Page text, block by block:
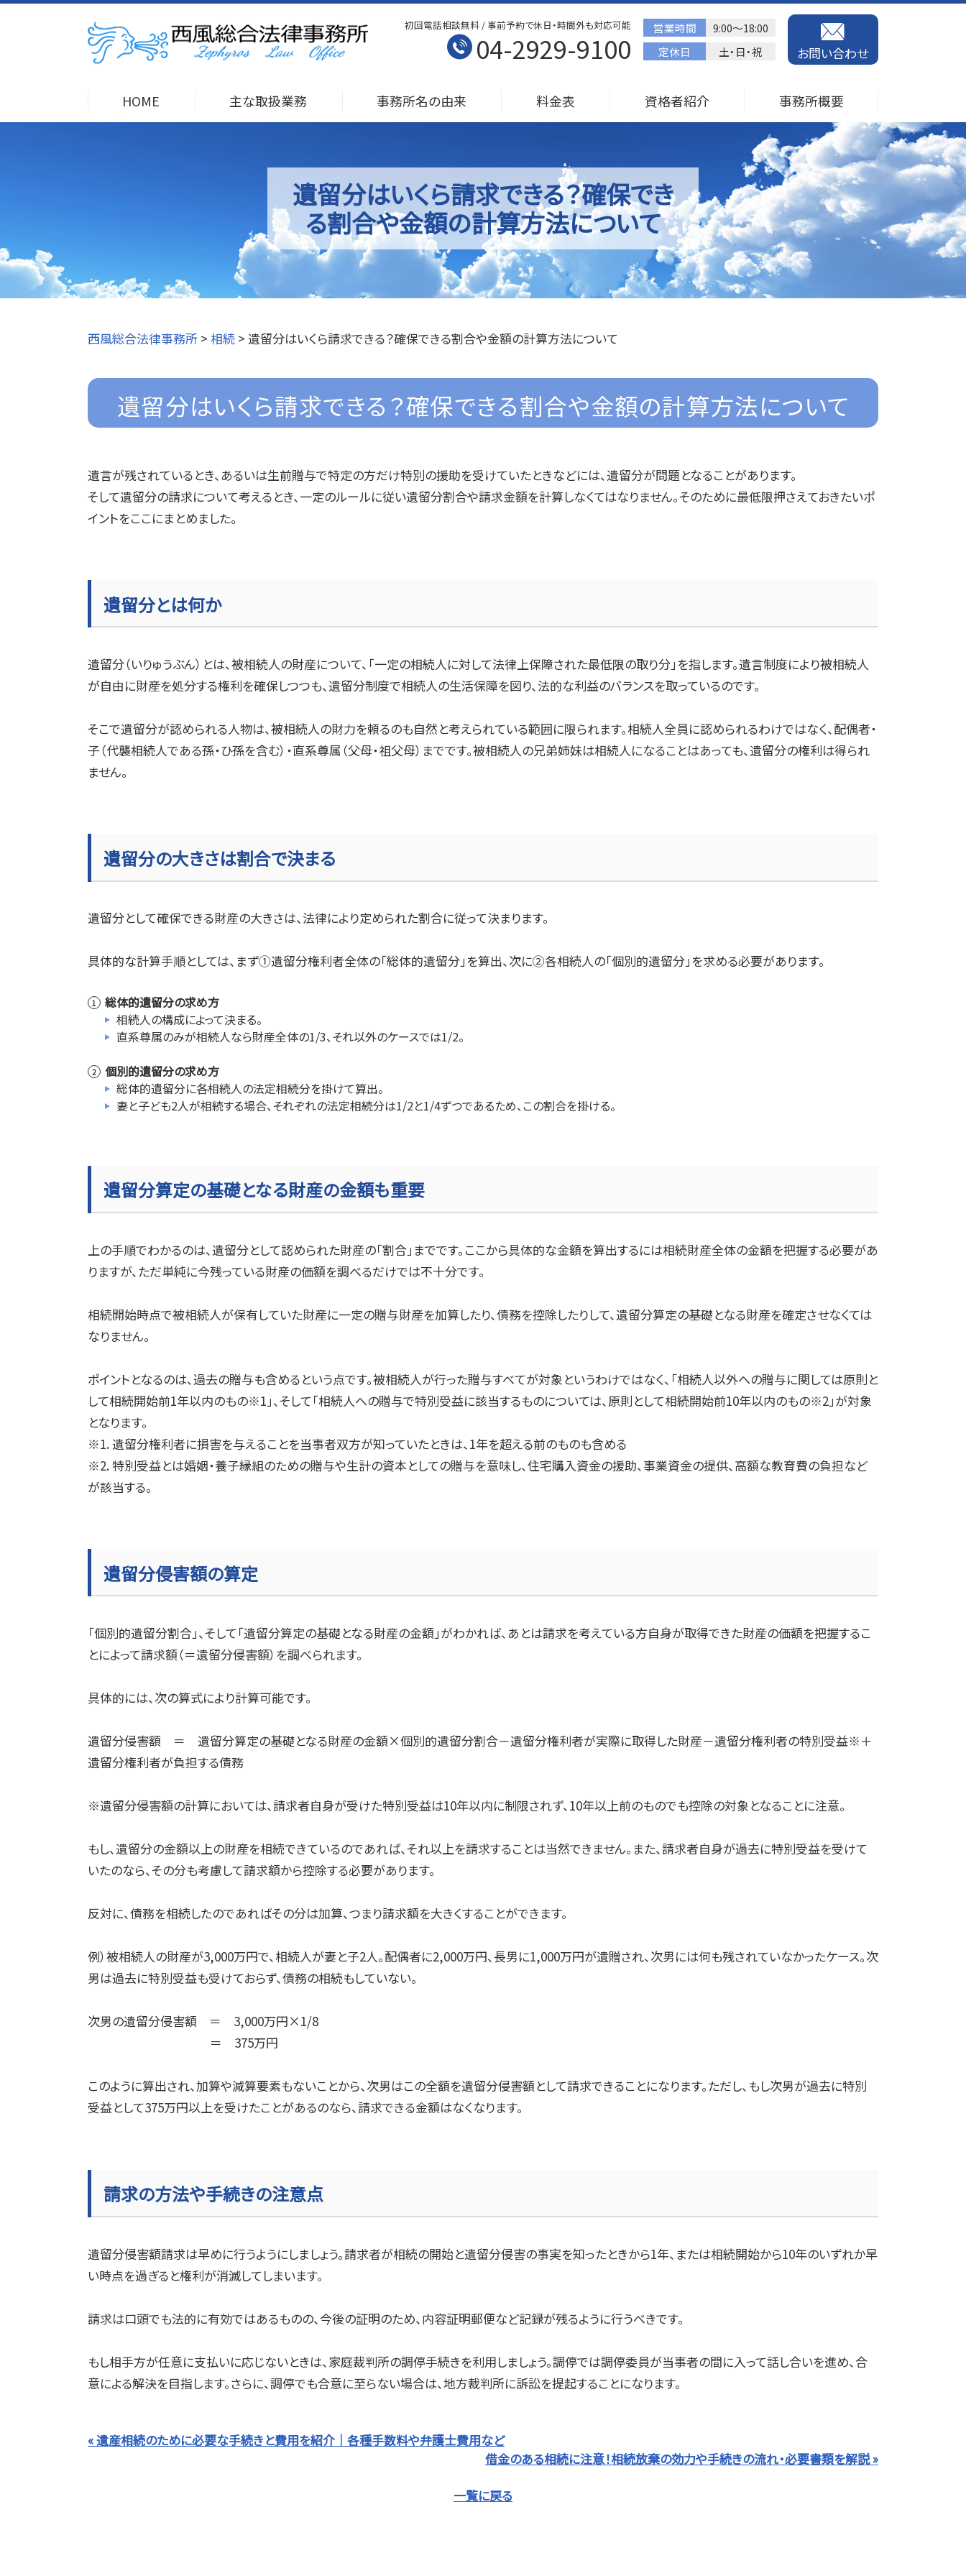
遺留分はいくら請求できる？確保でき
る割合や金額の計算方法について
初回電話相談無料 / 事前予約で休日・時間外も対応可能
04-2929-9100
営業時間
9:00～18:00
定休日
土・日・祝 お問い合わせ
HOME 主な取扱業務 事務所名の由来 料金表 資格者紹介 事務所概要
西風総合法律事務所 > 相続 > 遺留分はいくら請求できる？確保できる割合や金額の計算方法について
遺留分はいくら請求できる？確保できる割合や金額の計算方法について
遺言が残されているとき、あるいは生前贈与で特定の方だけ特別の援助を受けていたときなどには、遺留分が問題となることがあります。
そして遺留分の請求について考えるとき、一定のルールに従い遺留分割合や請求金額を計算しなくてはなりません。そのために最低限押さえておきたいポ
イントをここにまとめました。
遺留分とは何か
遺留分（いりゅうぶん）とは、被相続人の財産について、「一定の相続人に対して法律上保障された最低限の取り分」を指します。遺言制度により被相続人
が自由に財産を処分する権利を確保しつつも、遺留分制度で相続人の生活保障を図り、法的な利益のバランスを取っているのです。
そこで遺留分が認められる人物は、被相続人の財力を頼るのも自然と考えられている範囲に限られます。相続人全員に認められるわけではなく、配偶者・
子（代襲相続人である孫・ひ孫を含む）・直系尊属（父母・祖父母）までです。被相続人の兄弟姉妹は相続人になることはあっても、遺留分の権利は得られ
ません。
遺留分の大きさは割合で決まる
遺留分として確保できる財産の大きさは、法律により定められた割合に従って決まります。
具体的な計算手順としては、まず①遺留分権利者全体の「総体的遺留分」を算出、次に②各相続人の「個別的遺留分」を求める必要があります。
総体的遺留分の求め方
相続人の構成によって決まる。
直系尊属のみが相続人なら財産全体の1/3、それ以外のケースでは1/2。
個別的遺留分の求め方
総体的遺留分に各相続人の法定相続分を掛けて算出。
妻と子ども2人が相続する場合、それぞれの法定相続分は1/2と1/4ずつであるため、この割合を掛ける。
遺留分算定の基礎となる財産の金額も重要
上の手順でわかるのは、遺留分として認められた財産の「割合」までです。ここから具体的な金額を算出するには相続財産全体の金額を把握する必要があ
りますが、ただ単純に今残っている財産の価額を調べるだけでは不十分です。
相続開始時点で被相続人が保有していた財産に一定の贈与財産を加算したり、債務を控除したりして、遺留分算定の基礎となる財産を確定させなくては
なりません。
ポイントとなるのは、過去の贈与も含めるという点です。被相続人が行った贈与すべてが対象というわけではなく、「相続人以外への贈与に関しては原則と
して相続開始前1年以内のもの※1 」、そして「相続人への贈与で特別受益に該当するものについては、原則として相続開始前10年以内のもの※2」が対象
となります。
※1.遺留分権利者に損害を与えることを当事者双方が知っていたときは、 1年を超える前のものも含める
※2.特別受益とは婚姻・養子縁組のための贈与や生計の資本としての贈与を意味し、住宅購入資金の援助、事業資金の提供、高額な教育費の負担など
が該当する。
遺留分侵害額の算定
「個別的遺留分割合」、そして「遺留分算定の基礎となる財産の金額」がわかれば、あとは請求を考えている方自身が取得できた財産の価額を把握するこ
とによって請求額（＝遺留分侵害額）を調べられます。
具体的には、次の算式により計算可能です。
遺留分侵害額 ＝ 遺留分算定の基礎となる財産の金額×個別的遺留分割合－遺留分権利者が実際に取得した財産－遺留分権利者の特別受益※＋
遺留分権利者が負担する債務
※遺留分侵害額の計算においては、請求者自身が受けた特別受益は10年以内に制限されず、10年以上前のものでも控除の対象となることに注意。
もし、遺留分の金額以上の財産を相続できているのであれば、それ以上を請求することは当然できません。また、請求者自身が過去に特別受益を受けて
いたのなら、その分も考慮して請求額から控除する必要があります。
反対に、債務を相続したのであればその分は加算、つまり請求額を大きくすることができます。
例）被相続人の財産が3,000万円で、相続人が妻と子2人。配偶者に2,000万円、長男に1,000万円が遺贈され、次男には何も残されていなかったケース。次
男は過去に特別受益も受けておらず、債務の相続もしていない。
次男の遺留分侵害額 ＝ 3,000万円×1/8
＝ 375万円
このように算出され、加算や減算要素もないことから、次男はこの全額を遺留分侵害額として請求できることになります。ただし、もし次男が過去に特別
受益として375万円以上を受けたことがあるのなら、請求できる金額はなくなります。
請求の方法や手続きの注意点
遺留分侵害額請求は早めに行うようにしましょう。請求者が相続の開始と遺留分侵害の事実を知ったときから1年、または相続開始から10年のいずれか早
い時点を過ぎると権利が消滅してしまいます。
請求は口頭でも法的に有効ではあるものの、今後の証明のため、内容証明郵便など記録が残るように行うべきです。
もし相手方が任意に支払いに応じないときは、家庭裁判所の調停手続きを利用しましょう。調停では調停委員が当事者の間に入って話し合いを進め、合
意による解決を目指します。さらに、調停でも合意に至らない場合は、地方裁判所に訴訟を提起することになります。
« 遺産相続のために必要な手続きと費用を紹介｜各種手数料や弁護士費用など
借金のある相続に注意！相続放棄の効力や手続きの流れ・必要書類を解説 »
一覧に戻る